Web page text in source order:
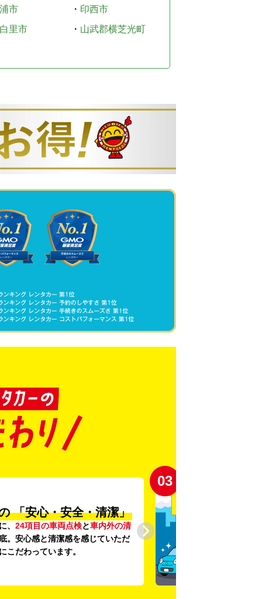
市
・ 印西市
里市
・ 山武郡横芝光町
「安心・安全・清潔」
、 24項目の車両点検と車内外の清
。安心感と清潔感を感じていただ
こだわっています。
03